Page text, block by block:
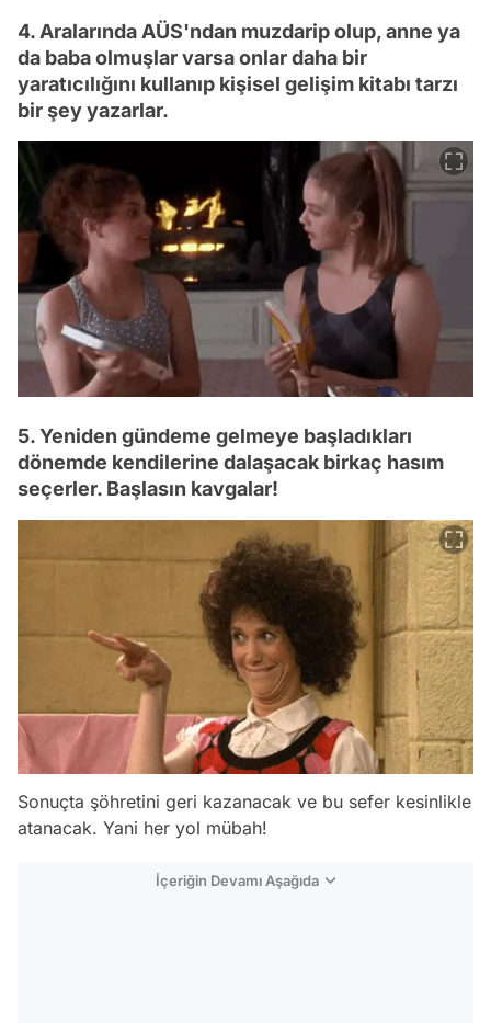
4. Aralarında AÜS'ndan muzdarip olup, anne ya
da baba olmuşlar varsa onlar daha bir
yaratıcılığını kullanıp kişisel gelişim kitabı tarzı
bir şey yazarlar.
5. Yeniden gündeme gelmeye başladıkları
dönemde kendilerine dalaşacak birkaç hasım
seçerler. Başlasın kavgalar!
Sonuçta şöhretini geri kazanacak ve bu sefer kesinlikle
atanacak. Yani her yol mübah!
İçeriğin Devamı Aşağıda